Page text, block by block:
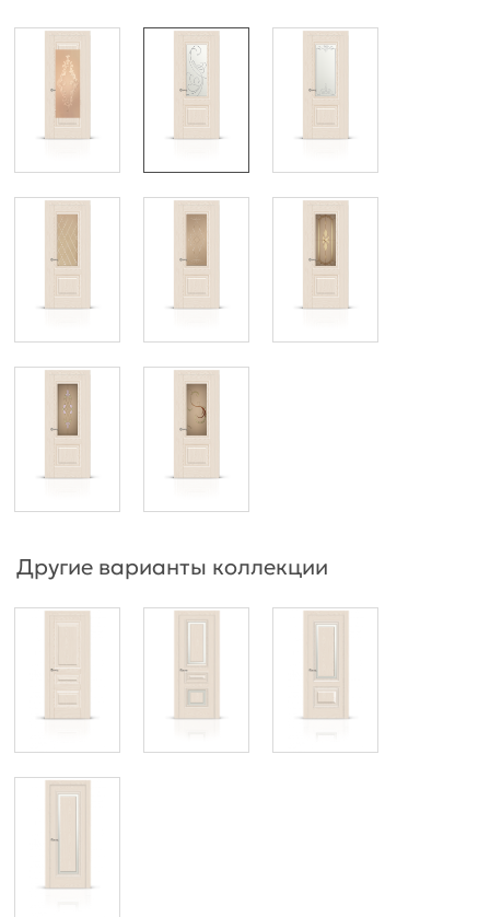
Другие варианты коллекции